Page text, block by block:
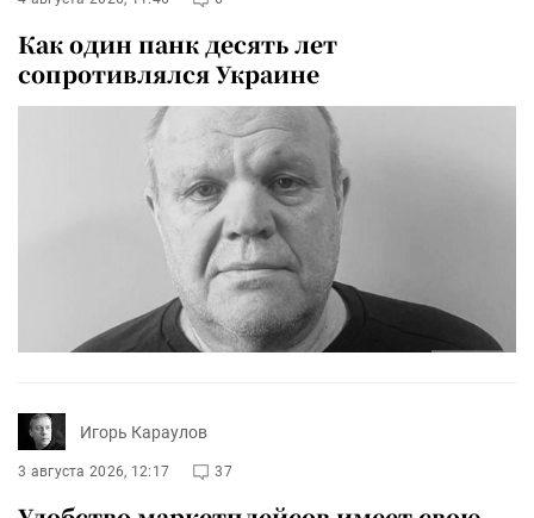
Как один панк десять лет
сопротивлялся Украине
Игорь Караулов
3 августа 2026, 12:17 37